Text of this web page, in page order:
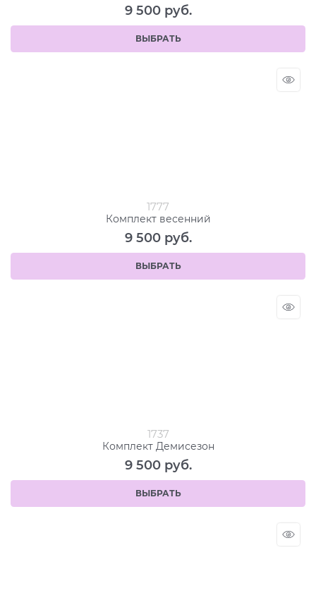
9 500 руб.
ВЫБРАТЬ
1777
Комплект весенний
9 500 руб.
ВЫБРАТЬ
1737
Комплект Демисезон
9 500 руб.
ВЫБРАТЬ